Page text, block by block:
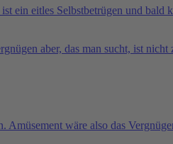
ein eitles Selbstbetrügen und bald
aber, das man sucht, ist nicht
wäre also das